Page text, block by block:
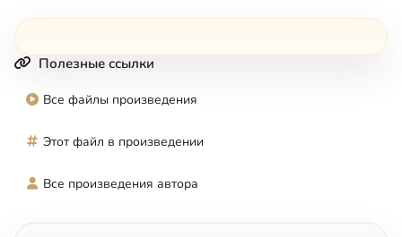
Полезные ссылки
Все файлы произведения
Этот файл в произведении
Все произведения автора